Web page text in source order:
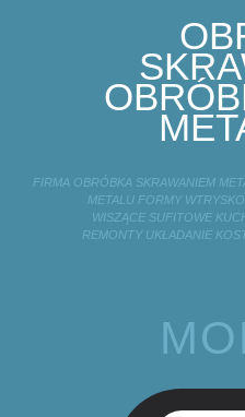
FIRMA OBRÓBKA SKRAWANIEM
METALU FORMY
WISZĄCE SUFITOWE
REMONTY UKŁADANIE